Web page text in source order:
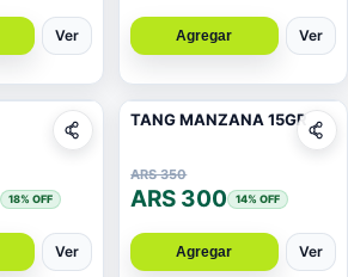
Ver Agregar Ver
18% OFF
Ver
TANG MANZANA 15GR
ARS 350
ARS 300 14% OFF
Agregar Ver